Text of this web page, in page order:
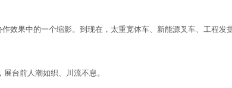
果中的一个缩影。到现在，太重宽体车、新能源叉车、工程
台前人潮如织、川流不息。